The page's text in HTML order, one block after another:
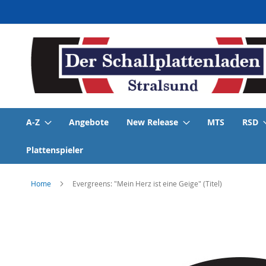
zum
Inhalt
A-Z Angebote New Release MTS RSD
Plattenspieler
Home Evergreens: "Mein Herz ist eine Geige" (Titel)